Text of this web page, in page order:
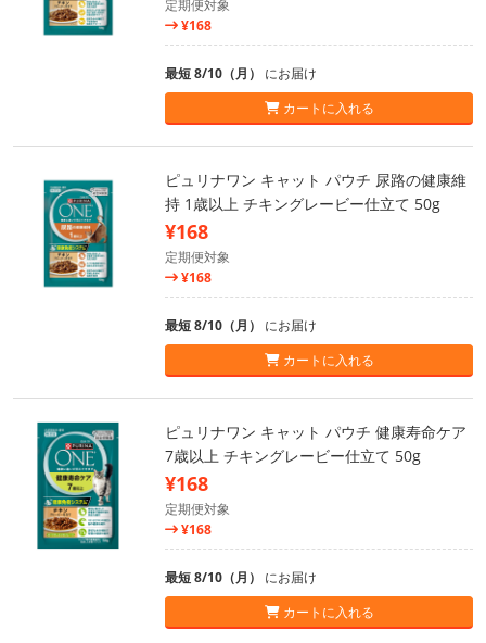
定期便対象
¥168
最短 8/10（月） にお届け
カートに入れる
ピュリナワン キャット パウチ 尿路の健康維
持 1歳以上 チキングレービー仕立て 50g
¥168
定期便対象
¥168
最短 8/10（月） にお届け
カートに入れる
ピュリナワン キャット パウチ 健康寿命ケア
7歳以上 チキングレービー仕立て 50g
¥168
定期便対象
¥168
最短 8/10（月） にお届け
カートに入れる